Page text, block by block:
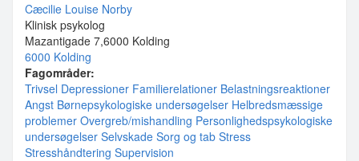
Cæcilie Louise Norby
Klinisk psykolog
Mazantigade 7,6000 Kolding
6000 Kolding
Fagområder:
Trivsel Depressioner Familierelationer Belastningsreaktioner
Angst Børnepsykologiske undersøgelser Helbredsmæssige
problemer Overgreb/mishandling Personlighedspsykologiske
undersøgelser Selvskade Sorg og tab Stress
Stresshåndtering Supervision